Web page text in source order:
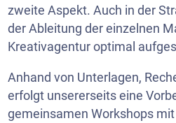
zweite Aspekt. Auch in der
der Ableitung der einzelnen
Kreativagentur optimal
Anhand von Unterlagen,
erfolgt unsererseits eine
gemeinsamen Workshops